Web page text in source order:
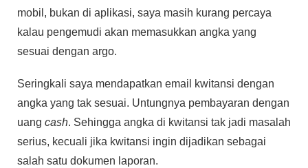
mobil, bukan di aplikasi, saya masih kurang percaya
kalau pengemudi akan memasukkan angka yang
sesuai dengan argo.
Seringkali saya mendapatkan email kwitansi dengan
angka yang tak sesuai. Untungnya pembayaran dengan
uang cash. Sehingga angka di kwitansi tak jadi masalah
serius, kecuali jika kwitansi ingin dijadikan sebagai
salah satu dokumen laporan.